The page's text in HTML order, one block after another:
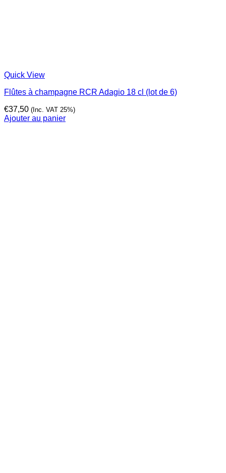
Quick View
Flûtes à champagne RCR Adagio 18 cl (lot de 6)
€37,50 (Inc. VAT 25%)
Ajouter au panier